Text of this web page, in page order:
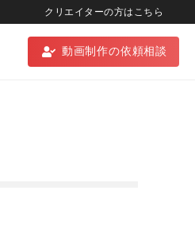
クリエイターの方はこちら
動画制作の依頼相談